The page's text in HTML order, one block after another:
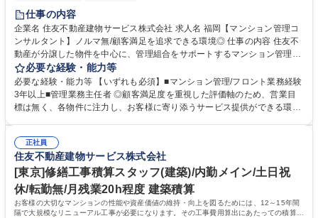
仕事の内容
企業名 住友不動産建物サービス株式会社 求人名 福岡【マンション管理コ
ンサルタント】ノルマ無/顧客満足を追求できる環境◎ 仕事の内容 住友不
動産が分譲した物件を中心に、管理組合をサポートするマンション管理コ
ンサルタントを担当します。メンバークラスは8棟程度を担当。主任クラ
スは大型物件2～3棟程度を担当※業界最少水準の管理棟数です。 【業務
詳細】■管理組合の定期的な集会（総会・理事会）進行サポート、資料作
成、資金管理等■共有施設の管理方法、駐車場運営、防犯対策、漏水対応
り、顧客満足度を高めることです。 募集職種 福岡【マンション管理コン
サルタント】ノルマ無/顧客満足を追求できる環境◎
必要な経験・能力等
必要な経験・能力等 【いずれも必須】■マンション管理/フロント業務経験
3年以上■管理業務主任者 ◎顧客満足度を重視した評価軸のため、営業目
標は無く、各物件に注力し、お客様に寄り添うサービス提供ができる環境
間や休日の対応しており、平均残業時間は約30時間です。■時差出勤制
度・半休制度あり。【キャリアイメージ】フロント(メンバークラス)→主
任フロント(係長クラス)→所長代理(課長クラス)→事業所長(部長クラス)
学歴・資格 学歴：大学院 大学 高専 短大 専修学校 高校 語学力： 資格：管
理業務主任者 マンション管理士 第一種運転免許普通自動車
正社員
住友不動産建物サービス株式会社
[東京]修繕工事積算スタッフ(建築)/内勤メイン/土日祝
休/転勤無/月残業20h程度 建築積算
お客様の大切なマンションの性能や資産価値の維持・向上を図るためには、12～15年間
隔で大規模なリニューアル工事が必要になります。その工事費用算出にあたっての積算が